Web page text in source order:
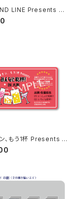
LINE Presents み
いに行くよ! 第45回 in
ロマイド ※ランダム販
、もう1杯 Presents み
いに行くよ！IN 大阪 乾
音源「みんなと乾杯! IN